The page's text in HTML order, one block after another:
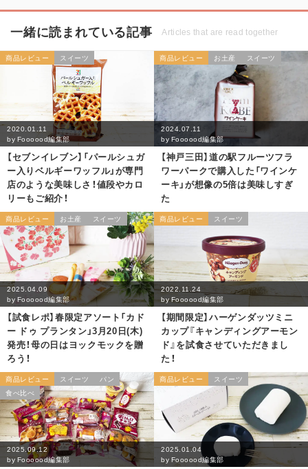
一緒に読まれている記事 Articles that are read together
商品レビュー スイーツ
2020.01.11
by Foooood編集部
【セブンイレブン】「パールシュガ
ー入りベルギーワッフル」が専門
店のような美味しさ！値段やカロ
リーもご紹介！
商品レビュー お土産 スイーツ
2024.07.11
by Foooood編集部
【神戸三田】道の駅フルーツフラ
ワーパークで購入した「ワインケ
ーキ」が想像の5倍は美味しすぎ
た
商品レビュー お土産 スイーツ
2025.04.09
by Foooood編集部
【試食レポ】春限定アソート「カド
ー ドゥ プランタン」3月20日(木)
発売！母の日はヨックモックを贈
ろう！
商品レビュー スイーツ
2022.11.24
byFoooood編集部
【期間限定】ハーゲンダッツミニ
カップ『キャンディングアーモン
ド』を試食させていただきまし
た！
商品レビュー スイーツ
パン
食べ比べ
2025.09.12
by Foooood編集部
商品レビュー スイーツ
2025.01.04
by Foooood編集部